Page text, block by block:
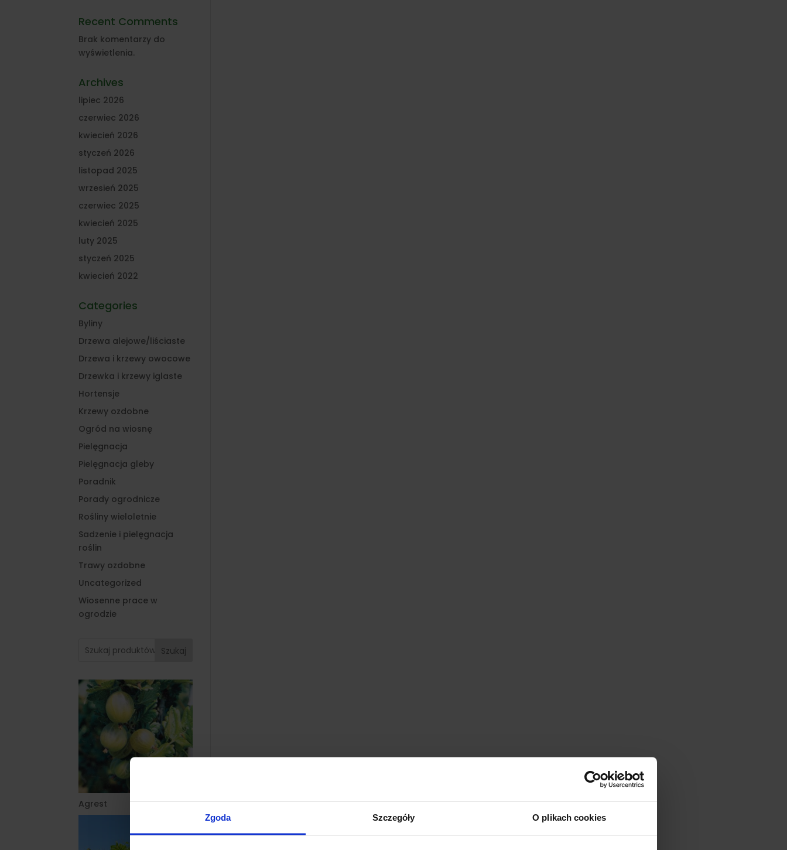
Zgoda Szczegóły O plikach cookies
Recent Comments
Brak komentarzy do
wyświetlenia.
Archives
lipiec 2026
czerwiec 2026
kwiecień 2026
styczeń 2026
listopad 2025
wrzesień 2025
czerwiec 2025
kwiecień 2025
luty 2025
styczeń 2025
kwiecień 2022
Categories
Byliny
Drzewa alejowe/liściaste
Drzewa i krzewy owocowe
Drzewka i krzewy iglaste
Hortensje
Krzewy ozdobne
Ogród na wiosnę
Pielęgnacja
Pielęgnacja gleby
Poradnik
Porady ogrodnicze
Rośliny wieloletnie
Sadzenie i pielęgnacja
roślin
Trawy ozdobne
Uncategorized
Wiosenne prace w
ogrodzie
Szukaj
Agrest